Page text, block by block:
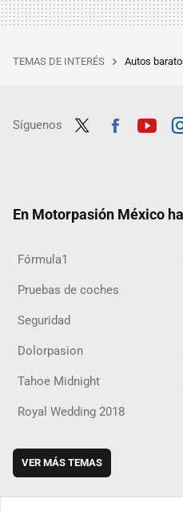
TEMAS DE INTERÉS Autos
Síguenos
En Motorpasión México
Fórmula1
Pruebas de coches
Seguridad
Dolorpasion
Tahoe Midnight
Royal Wedding 2018
VER MÁS TEMAS